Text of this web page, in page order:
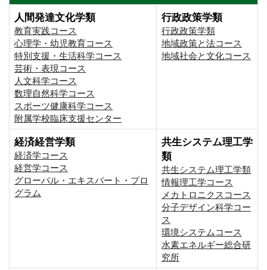
人間発達文化学類
教育実践コース
心理学・幼児教育コース
特別支援・生活科学コース
芸術・表現コース
人文科学コース
数理自然科学コース
スポーツ健康科学コース
附属学校臨床支援センター
行政政策学類
行政政策学類
地域政策と法コース
地域社会と文化コース
経済経営学類
経済学コース
経営学コース
グローバル・エキスパート・プロ
グラム
共生システム理工学
類
共生システム理工学類
情報理工学コース
メカトロニクスコース
分子デザイン科学コー
ス
環境システムコース
⽔素エネルギー総合研
究所